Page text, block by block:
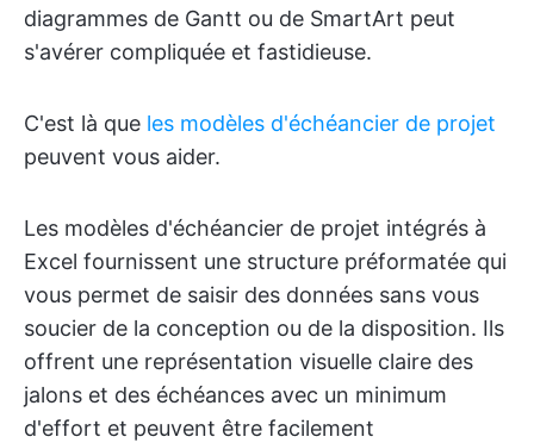
diagrammes de Gantt ou de SmartArt peut
s'avérer compliquée et fastidieuse.
C'est là que les modèles d'échéancier de projet
peuvent vous aider.
Les modèles d'échéancier de projet intégrés à
Excel fournissent une structure préformatée qui
vous permet de saisir des données sans vous
soucier de la conception ou de la disposition. Ils
offrent une représentation visuelle claire des
jalons et des échéances avec un minimum
d'effort et peuvent être facilement